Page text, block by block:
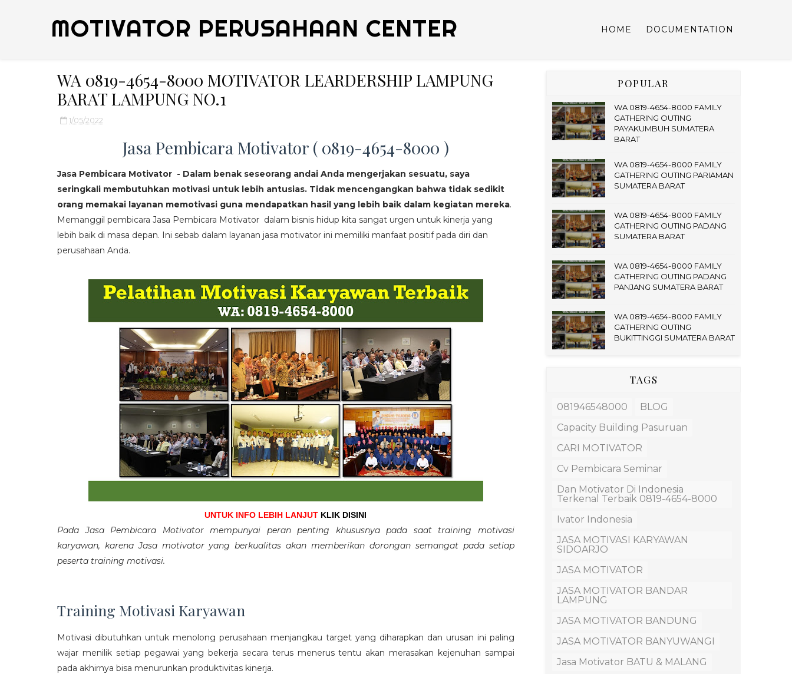
MOTIVATOR PERUSAHAAN CENTER HOME DOCUMENTATION
WA 0819-4654-8000 MOTIVATOR LEARDERSHIP LAMPUNG
BARAT LAMPUNG NO.1
1/05/2022
Jasa Pembicara Motivator ( 0819-4654-8000 )
Jasa Pembicara Motivator - Dalam benak seseorang andai Anda mengerjakan sesuatu, saya
seringkali membutuhkan motivasi untuk lebih antusias. Tidak mencengangkan bahwa tidak sedikit
orang memakai layanan memotivasi guna mendapatkan hasil yang lebih baik dalam kegiatan mereka.
Memanggil pembicara Jasa Pembicara Motivator dalam bisnis hidup kita sangat urgen untuk kinerja yang
lebih baik di masa depan. Ini sebab dalam layanan jasa motivator ini memiliki manfaat positif pada diri dan
perusahaan Anda.
UNTUK INFO LEBIH LANJUT KLIK DISINI
Pada Jasa Pembicara Motivator mempunyai peran penting khususnya pada saat training motivasi
karyawan, karena Jasa motivator yang berkualitas akan memberikan dorongan semangat pada setiap
peserta training motivasi.
Training Motivasi Karyawan
Motivasi dibutuhkan untuk menolong perusahaan menjangkau target yang diharapkan dan urusan ini paling
wajar menilik setiap pegawai yang bekerja secara terus menerus tentu akan merasakan kejenuhan sampai
pada akhirnya bisa menurunkan produktivitas kinerja.
POPULAR
WA 0819-4654-8000 FAMILY
GATHERING OUTING
PAYAKUMBUH SUMATERA
BARAT
WA 0819-4654-8000 FAMILY
GATHERING OUTING PARIAMAN
SUMATERA BARAT
WA 0819-4654-8000 FAMILY
GATHERING OUTING PADANG
SUMATERA BARAT
WA 0819-4654-8000 FAMILY
GATHERING OUTING PADANG
PANJANG SUMATERA BARAT
WA 0819-4654-8000 FAMILY
GATHERING OUTING
BUKITTINGGI SUMATERA BARAT
TAGS
081946548000
BLOG
Capacity Building Pasuruan
CARI MOTIVATOR
Cv Pembicara Seminar
Dan Motivator Di Indonesia
Terkenal Terbaik 0819-4654-8000
Ivator Indonesia
JASA MOTIVASI KARYAWAN
SIDOARJO
JASA MOTIVATOR
JASA MOTIVATOR BANDAR
LAMPUNG
JASA MOTIVATOR BANDUNG
JASA MOTIVATOR BANYUWANGI
Jasa Motivator BATU & MALANG